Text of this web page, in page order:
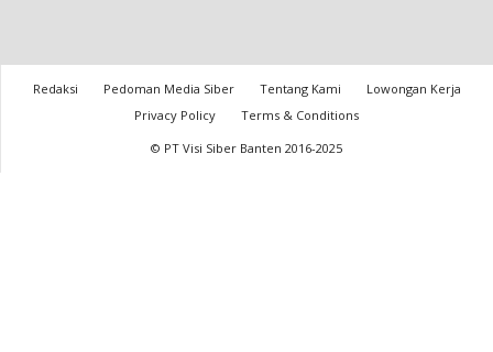
Redaksi Pedoman Media Siber Tentang Kami
Lowongan Kerja
Privacy Policy
Terms & Conditions
© PT Visi Siber Banten 2016-2025